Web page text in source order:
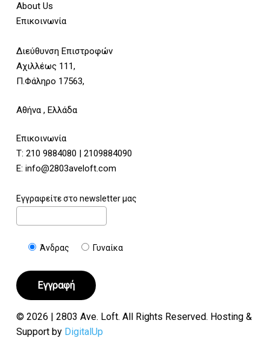
About Us
Επικοινωνία
Διεύθυνση Επιστροφών
Αχιλλέως 111,
Π.Φάληρο 17563,
Αθήνα , Ελλάδα
Επικοινωνία
Τ: 210 9884080 | 2109884090
E: info@2803aveloft.com
Εγγραφείτε στο newsletter μας
Άνδρας Γυναίκα
© 2026 | 2803 Ave. Loft. All Rights Reserved. Hosting &
Support by DigitalUp